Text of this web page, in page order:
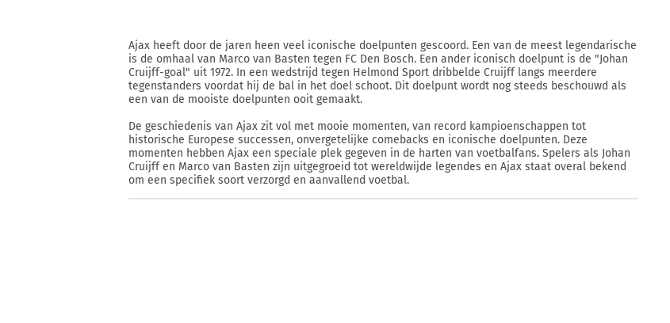
Ajax heeft door de jaren heen veel iconische doelpunten gescoord. Een van de meest legendarische
is de omhaal van Marco van Basten tegen FC Den Bosch. Een ander iconisch doelpunt is de "Johan
Cruijff-goal" uit 1972. In een wedstrijd tegen Helmond Sport dribbelde Cruijff langs meerdere
tegenstanders voordat hij de bal in het doel schoot. Dit doelpunt wordt nog steeds beschouwd als
een van de mooiste doelpunten ooit gemaakt.
De geschiedenis van Ajax zit vol met mooie momenten, van record kampioenschappen tot
historische Europese successen, onvergetelijke comebacks en iconische doelpunten. Deze
momenten hebben Ajax een speciale plek gegeven in de harten van voetbalfans. Spelers als Johan
Cruijff en Marco van Basten zijn uitgegroeid tot wereldwijde legendes en Ajax staat overal bekend
om een specifiek soort verzorgd en aanvallend voetbal.